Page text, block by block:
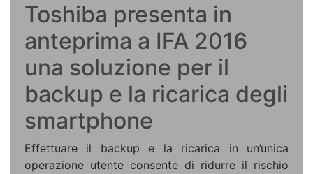
Toshiba presenta in
anteprima a IFA 2016
una soluzione per il
backup e la ricarica degli
smartphone
Effettuare il backup e la ricarica in un’unica
operazione utente consente di ridurre il rischio